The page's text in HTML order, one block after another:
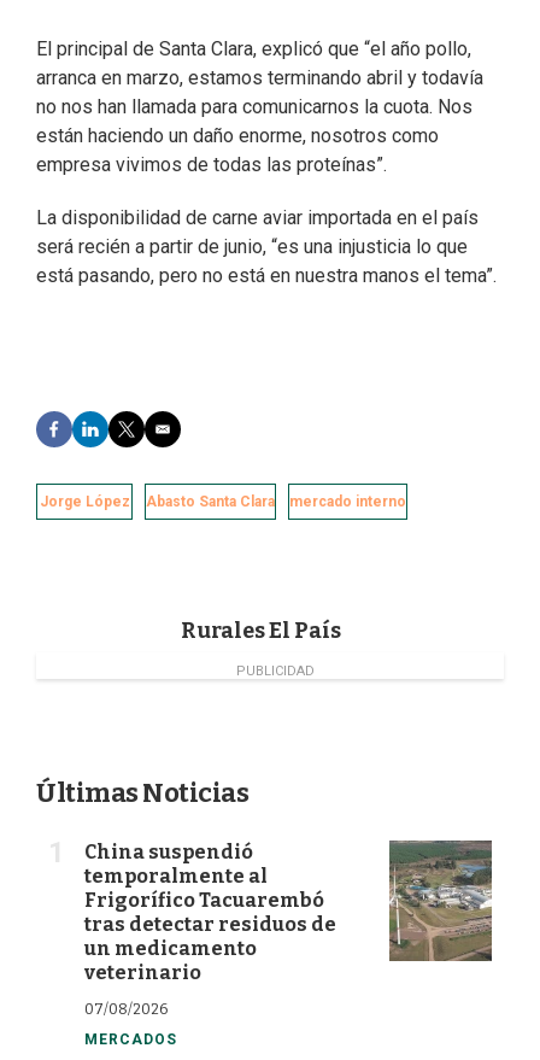
El principal de Santa Clara, explicó que “el año pollo,
arranca en marzo, estamos terminando abril y todavía
no nos han llamada para comunicarnos la cuota. Nos
están haciendo un daño enorme, nosotros como
empresa vivimos de todas las proteínas”.
La disponibilidad de carne aviar importada en el país
será recién a partir de junio, “es una injusticia lo que
está pasando, pero no está en nuestra manos el tema”.
F
a
e
b
L
i
k
e
T
w
t
t
E
m
i
l
Jorge López Abasto Santa Clara mercado interno
Rurales El País
PUBLICIDAD
Últimas Noticias
China suspendió
temporalmente al
Frigorífico Tacuarembó
tras detectar residuos de
un medicamento
veterinario
07/08/2026
MERCADOS